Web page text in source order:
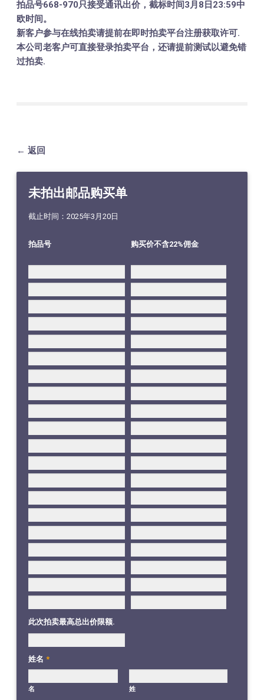
拍品号668-970只接受通讯出价，截标时间3月8日23:59中
欧时间。
新客户参与在线拍卖请提前在即时拍卖平台注册获取许可.
本公司老客户可直接登录拍卖平台，还请提前测试以避免错
过拍卖.
← 返回
未拍出邮品购买单
截止时间：2025年3月20日
拍品号 购买价不含22%佣金
此次拍卖最高总出价限额.
姓名 *
名 姓